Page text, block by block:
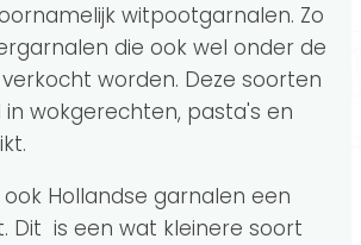
witpootgarnalen. Zo
die ook wel onder de
worden. Deze soorten
wokgerechten, pasta's en
Hollandse garnalen een
Dit is een wat kleinere soort